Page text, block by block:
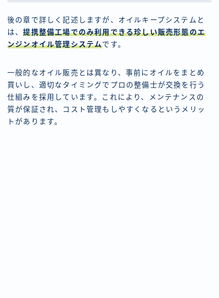
後の章で詳しく記述しますが、オイルキープシステムと
は、提携整備工場でのみ利用できる珍しい販売形態のエ
ンジンオイル管理システムです。
一般的なオイル販売とは異なり、事前にオイルをまとめ
買いし、適切なタイミングでプロの整備士が交換を行う
仕組みを採用しています。これにより、メンテナンスの
質が保証され、コスト管理もしやすくなるというメリッ
トがあります。